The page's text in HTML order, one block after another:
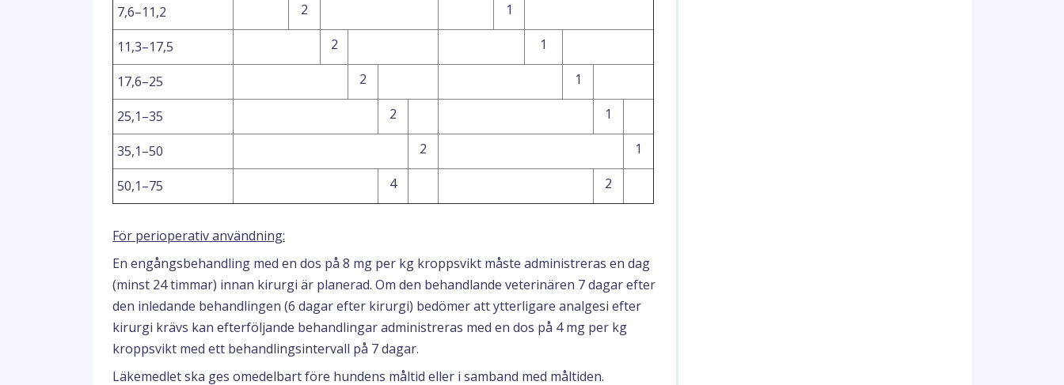
7,6–11,2 2 1
11,3–17,5 2 1
17,6–25 2 1
25,1–35 2 1
35,1–50 2 1
50,1–75 4 2
För perioperativ användning:
En engångsbehandling med en dos på 8 mg per kg kroppsvikt måste administreras en dag
(minst 24 timmar) innan kirurgi är planerad. Om den behandlande veterinären 7 dagar efter
den inledande behandlingen (6 dagar efter kirurgi) bedömer att ytterligare analgesi efter
kirurgi krävs kan efterföljande behandlingar administreras med en dos på 4 mg per kg
kroppsvikt med ett behandlingsintervall på 7 dagar.
Läkemedlet ska ges omedelbart före hundens måltid eller i samband med måltiden.